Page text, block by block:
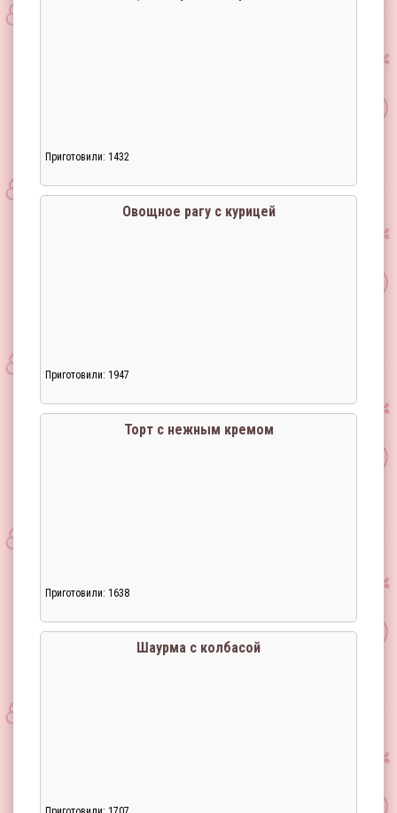
Приготовили: 1432
Овощное рагу с курицей
Приготовили: 1947
Торт с нежным кремом
Приготовили: 1638
Шаурма с колбасой